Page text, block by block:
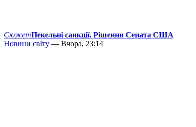
СюжетПекельні санкції. Рішення Сената США
Новини світу — Вчора, 23:14